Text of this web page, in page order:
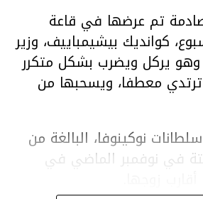
تم عرضها في قاعة
كوانديك بيشيمباييف، وزير
وهو يركل ويضرب بشكل متكرر
ترتدي معطفا، ويسحبها من
نوكينوفا، البالغة من
ميتة في نوفمبر الماضي في